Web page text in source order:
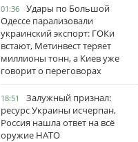
01:36
Удары по Большой
Одессе парализовали
украинский экспорт: ГОКи
встают, Метинвест теряет
миллионы тонн, а Киев уже
говорит о переговорах
18:51
Залужный признал:
ресурс Украины исчерпан,
Россия нашла ответ на всё
оружие НАТО